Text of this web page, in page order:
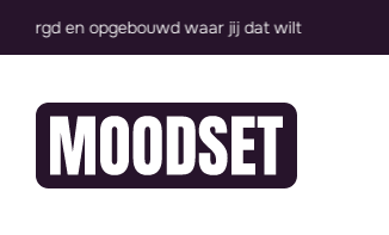
Groot assortiment, direct inzetbaar